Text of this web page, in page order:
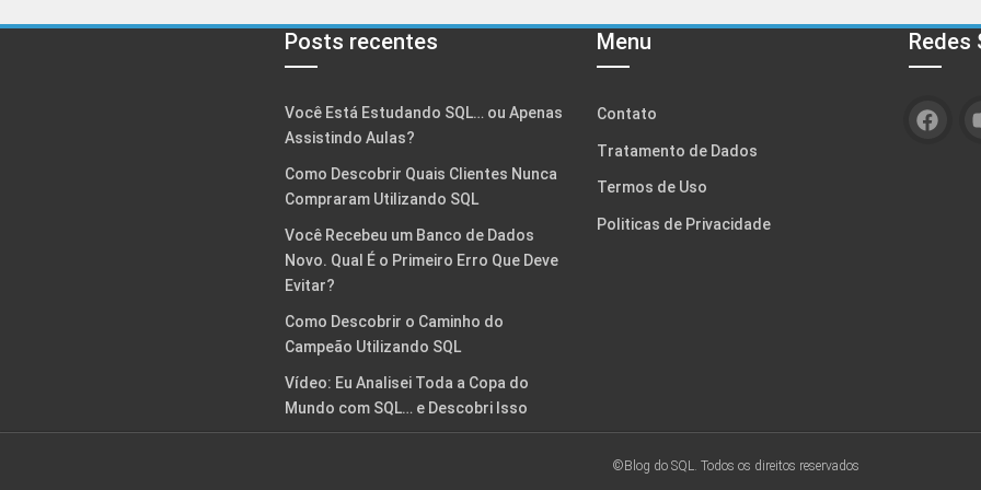
Posts recentes
Você Está Estudando SQL… ou Apenas
Assistindo Aulas?
Como Descobrir Quais Clientes Nunca
Compraram Utilizando SQL
Você Recebeu um Banco de Dados
Novo. Qual É o Primeiro Erro Que Deve
Evitar?
Como Descobrir o Caminho do
Campeão Utilizando SQL
Vídeo: Eu Analisei Toda a Copa do
Mundo com SQL… e Descobri Isso
Menu
Contato
Tratamento de Dados
Termos de Uso
Politicas de Privacidade
Redes
©Blog do SQL. Todos os direitos reservados